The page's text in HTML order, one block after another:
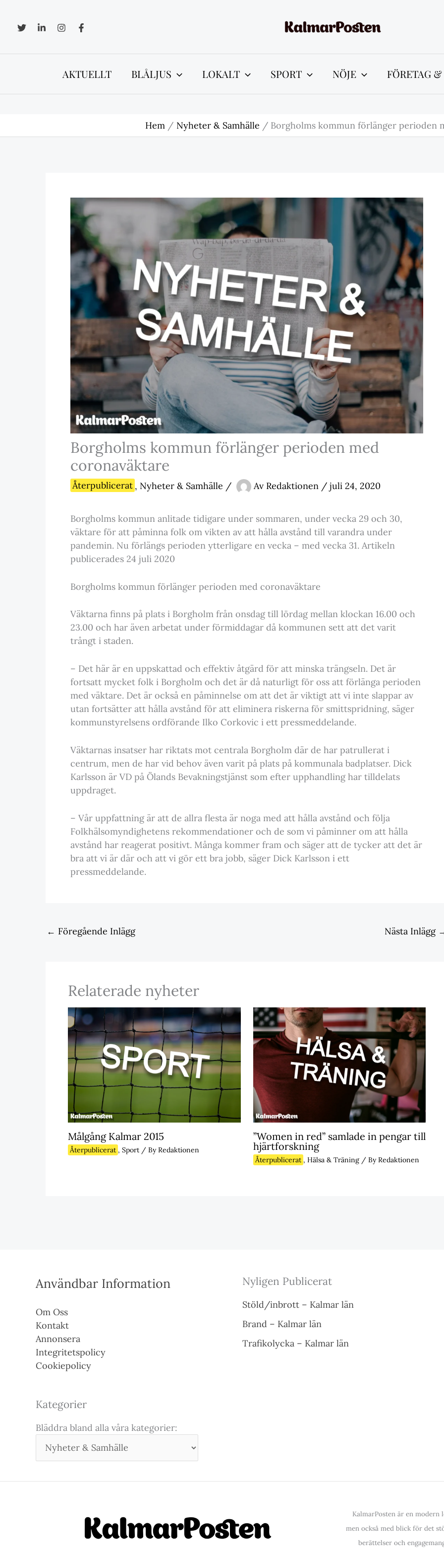
innehåll
AKTUELLT BLÅLJUS LOKALT SPORT NÖJE FÖRETAG
Hem Nyheter & Samhälle Borgholms kommun förlänger perioden
Borgholms kommun förlänger perioden med
coronaväktare
Återpublicerat , Nyheter & Samhälle / Av Redaktionen / juli 24, 2020
Borgholms kommun anlitade tidigare under sommaren, under vecka 29 och 30,
väktare för att påminna folk om vikten av att hålla avstånd till varandra under
pandemin. Nu förlängs perioden ytterligare en vecka – med vecka 31. Artikeln
publicerades 24 juli 2020
Borgholms kommun förlänger perioden med coronaväktare
Väktarna finns på plats i Borgholm från onsdag till lördag mellan klockan 16.00 och
23.00 och har även arbetat under förmiddagar då kommunen sett att det varit
trångt i staden.
– Det här är en uppskattad och effektiv åtgärd för att minska trängseln. Det är
fortsatt mycket folk i Borgholm och det är då naturligt för oss att förlänga perioden
med väktare. Det är också en påminnelse om att det är viktigt att vi inte slappar av
utan fortsätter att hålla avstånd för att eliminera riskerna för smittspridning, säger
kommunstyrelsens ordförande Ilko Corkovic i ett pressmeddelande.
Väktarnas insatser har riktats mot centrala Borgholm där de har patrullerat i
centrum, men de har vid behov även varit på plats på kommunala badplatser. Dick
Karlsson är VD på Ölands Bevakningstjänst som efter upphandling har tilldelats
uppdraget.
– Vår uppfattning är att de allra flesta är noga med att hålla avstånd och följa
Folkhälsomyndighetens rekommendationer och de som vi påminner om att hålla
avstånd har reagerat positivt. Många kommer fram och säger att de tycker att det är
bra att vi är där och att vi gör ett bra jobb, säger Dick Karlsson i ett
pressmeddelande.
← Föregående Inlägg Nästa Inlägg
Relaterade nyheter
Målgång Kalmar 2015
Återpublicerat , Sport / ByRedaktionen
”Women in red” samlade in pengar till
hjärtforskning
Återpublicerat , Hälsa & Träning/ ByRedaktionen
Användbar Information
Om Oss
Kontakt
Annonsera
Integritetspolicy
Cookiepolicy
Kategorier
Bläddra bland alla våra kategorier:
Nyligen Publicerat
Stöld/inbrott – Kalmar län
Brand – Kalmar län
Trafikolycka – Kalmar län
KalmarPosten är en modern
men också med blick för det
berättelser och